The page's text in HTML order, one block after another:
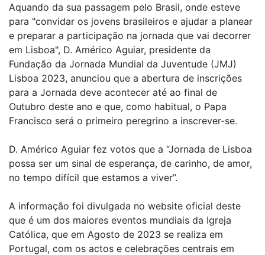
Aquando da sua passagem pelo Brasil, onde esteve
para "convidar os jovens brasileiros e ajudar a planear
e preparar a participação na jornada que vai decorrer
em Lisboa", D. Américo Aguiar, presidente da
Fundação da Jornada Mundial da Juventude (JMJ)
Lisboa 2023, anunciou que a abertura de inscrições
para a Jornada deve acontecer até ao final de
Outubro deste ano e que, como habitual, o Papa
Francisco será o primeiro peregrino a inscrever-se.
D. Américo Aguiar fez votos que a “Jornada de Lisboa
possa ser um sinal de esperança, de carinho, de amor,
no tempo difícil que estamos a viver”.
A informação foi divulgada no website oficial deste
que é um dos maiores eventos mundiais da Igreja
Católica, que em Agosto de 2023 se realiza em
Portugal, com os actos e celebrações centrais em